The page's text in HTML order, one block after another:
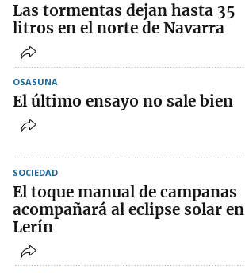
Las tormentas dejan hasta 35
litros en el norte de Navarra
OSASUNA
El último ensayo no sale bien
SOCIEDAD
El toque manual de campanas
acompañará al eclipse solar en
Lerín